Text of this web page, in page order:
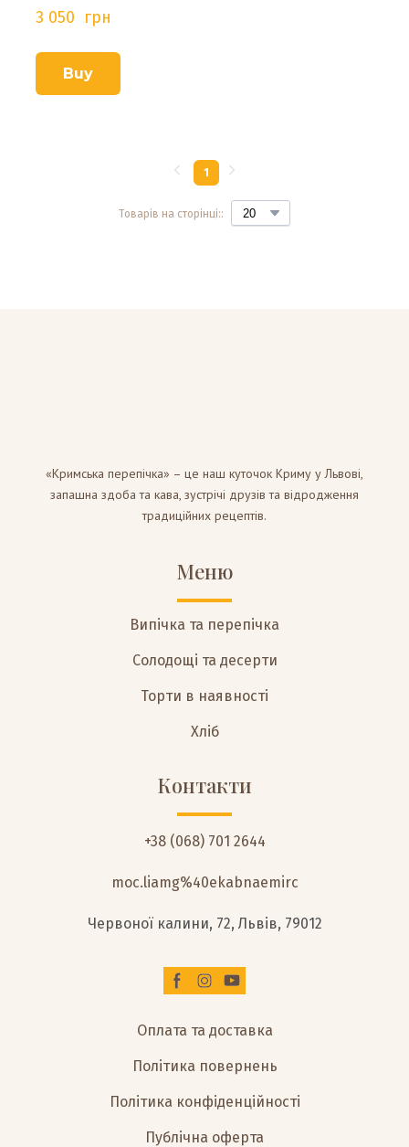
3 050  грн
Buy
Товарів на сторінці::
1
«Кримська перепічка» – це наш куточок Криму у Львові,
запашна здоба та кава, зустрічі друзів та відродження
традиційних рецептів.
Меню
Випічка та перепічка
Солодощі та десерти
Торти в наявності
Хліб
Контакти
+38 (068) 701 2644
moc.liamg%40ekabnaemirc
Червоної калини, 72, Львів, 79012
Оплата та доставка
Політика повернень
Політика конфіденційності
Публічна оферта